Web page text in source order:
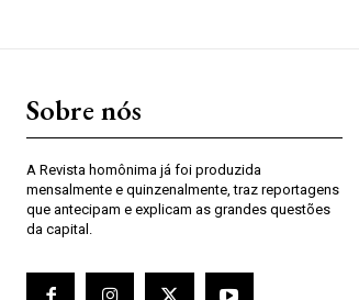
Sobre nós
A Revista homônima já foi produzida
mensalmente e quinzenalmente, traz reportagens
que antecipam e explicam as grandes questões
da capital.